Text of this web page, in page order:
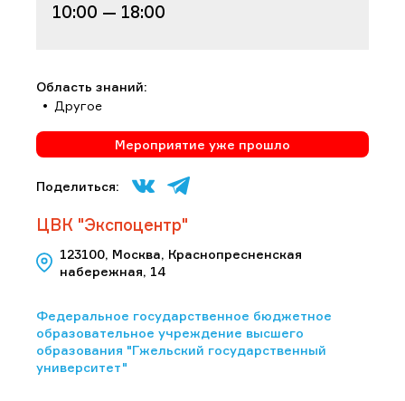
10:00 — 18:00
Область знаний:
Другое
Мероприятие уже прошло
Поделиться:
ЦВК "Экспоцентр"
123100, Москва, Краснопресненская
набережная, 14
Федеральное государственное бюджетное
образовательное учреждение высшего
образования "Гжельский государственный
университет"